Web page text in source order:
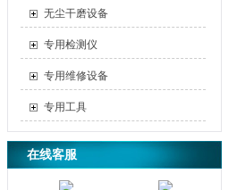
无尘干磨设备
专用检测仪
专用维修设备
专用工具
在线客服